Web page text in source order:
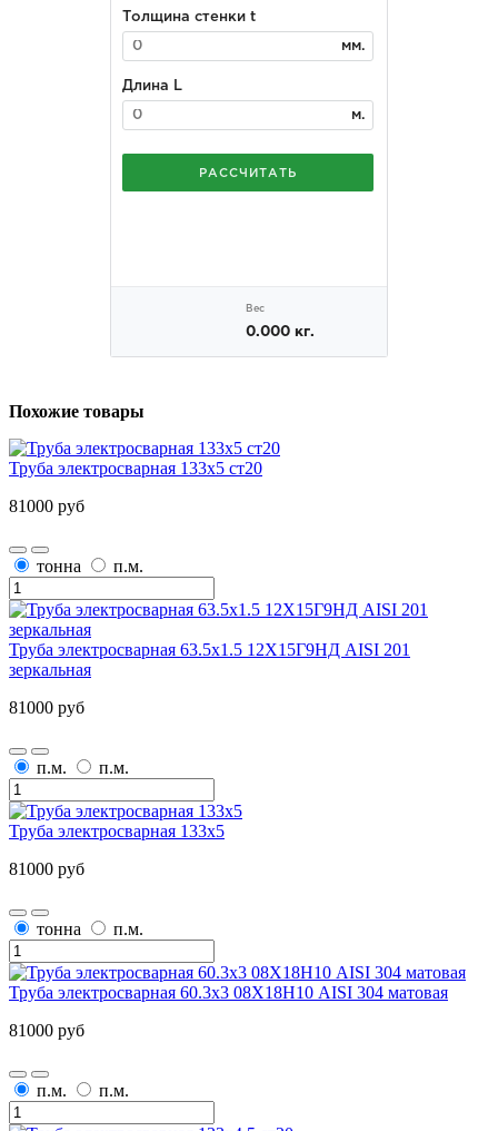
Похожие товары
Труба электросварная 133х5 ст20
81000 руб
тонна п.м.
Труба электросварная 63.5х1.5 12Х15Г9НД AISI 201
зеркальная
81000 руб
п.м. п.м.
Труба электросварная 133х5
81000 руб
тонна п.м.
Труба электросварная 60.3х3 08Х18Н10 AISI 304 матовая
81000 руб
п.м. п.м.